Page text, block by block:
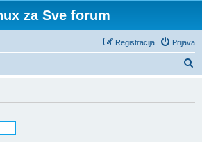
za Sve forum
Prijava
Registracija